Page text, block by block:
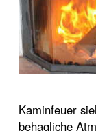
Kaminfeuer
behagliche